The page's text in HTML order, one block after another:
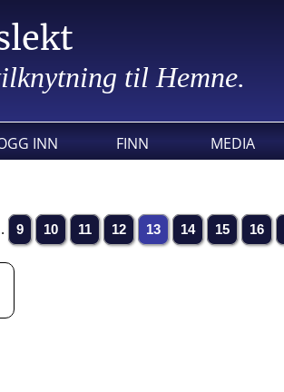
til Hemne.
INN FINN MEDIA
9 10 11 12 13 14 15 16